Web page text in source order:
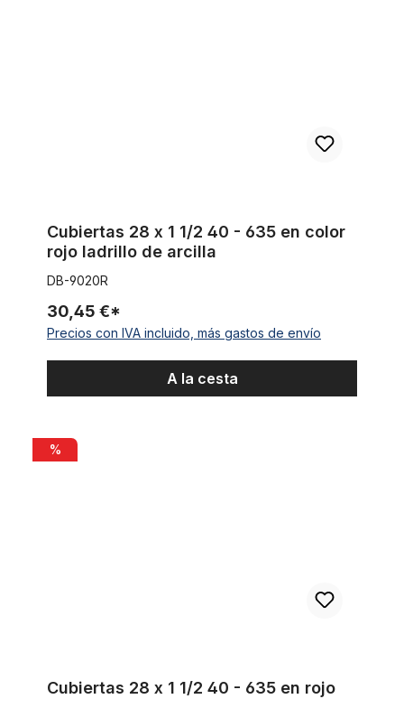
Cubiertas 28 x 1 1/2 40 - 635 en color
rojo ladrillo de arcilla
DB-9020R
30,45 €*
Precios con IVA incluido, más gastos de envío
A la cesta
Cubiertas 28 x 1 1/2 40 - 635 en rojo
%
Cubiertas 28 x 1 1/2 40 - 635 en rojo